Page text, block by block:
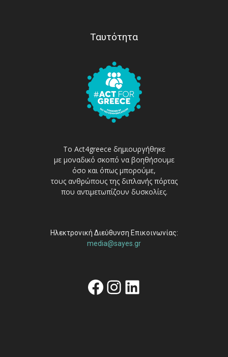
Ταυτότητα
Το Act4greece δημιουργήθηκε
με μοναδικό σκοπό να βοηθήσουμε
όσο και όπως μπορούμε,
τους ανθρώπους της διπλανής πόρτας
που αντιμετωπίζουν δυσκολίες.
Ηλεκτρονική Διεύθυνση Επικοινωνίας:
media@sayes.gr
Facebook
Instagram
Linkedin